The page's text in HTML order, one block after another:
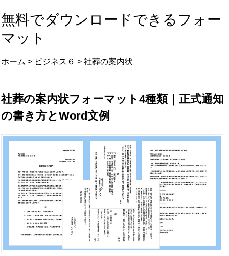
無料でダウンロードできるフォー
マット
ホーム > ビジネス６ > 社葬の案内状
社葬の案内状フォーマット4種類｜正式通知
の書き方とWord文例